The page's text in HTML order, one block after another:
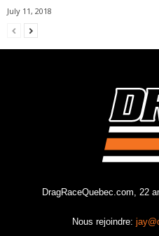
July 11, 2018
DragRaceQuebec.com, 22
Nous rejoindre: